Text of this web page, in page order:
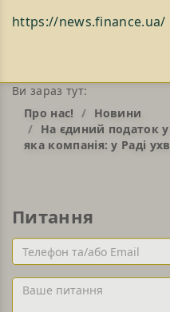
https://news.finance.ua/
Ви зараз тут:
Про нас!
Новини
На єдиний податок
яка компанія: у Раді
Питання
Телефон
та/
або
Email
Ваше